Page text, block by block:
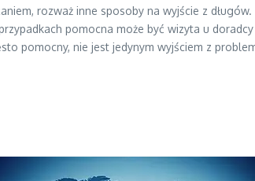
rozważ inne sposoby na wyjście z
pomocna może być wizyta u
pomocny, nie jest jedynym wyjściem z